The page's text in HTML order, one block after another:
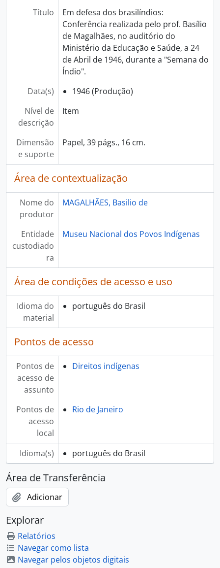
Título
Em defesa dos brasilíndios:
Conferência realizada pelo prof. Basílio
de Magalhães, no auditório do
Ministério da Educação e Saúde, a 24
de Abril de 1946, durante a "Semana do
Índio".
Data(s)
1946 (Produção)
Nível de
descrição
Item
Dimensão
e suporte
Papel, 39 págs., 16 cm.
Área de contextualização
Nome do
produtor
MAGALHÃES, Basilio de
Entidade
custodiado
ra
Museu Nacional dos Povos Indígenas
Área de condições de acesso e uso
Idioma do
material
português do Brasil
Pontos de acesso
Pontos de
acesso de
assunto
Direitos indígenas
Pontos de
acesso
local
Rio de Janeiro
Idioma(s) português do Brasil
Área de Transferência
Adicionar
Explorar
Relatórios
Navegar como lista
Navegar pelos objetos digitais